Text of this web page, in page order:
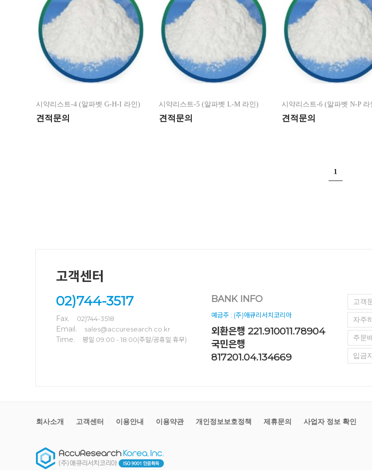
시약리스트-4 (알파벳 G-H-I 라인)
견적문의
시약리스트-5 (알파벳 L-M 라인)
견적문의
시약리스트-6 (알파벳 N-P 라
견적문의
1
고객센터
02)744-3517
Fax. 02)744-3518
Email. sales@accuresearch.co.kr
Time. 평일 09:00 - 18:00(주말/공휴일 휴무)
BANK INFO
예금주 : (주)애큐리서치코리아
외환은행 221.910011.78904
국민은행
817201.04.134669
고객
자주
주문
입금
회사소개 고객센터 이용안내 이용약관 개인정보보호정책 제휴문의 사업자 정보 확인